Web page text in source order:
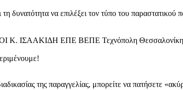
δυνατότητα να επιλέξει τον τύπο του
Κ. ΙΣΑΑΚΙΔΗ ΕΠΕ ΒΕΠΕ Τεχνόπολη
της παραγγελίας, μπορείτε να πατήσετε